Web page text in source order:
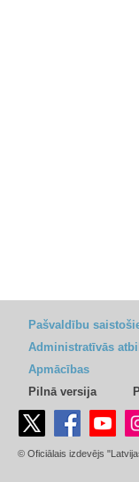
Pašvaldību
Administratīvās
Apmācības
Pilnā versija
© Oficiālais izdevējs